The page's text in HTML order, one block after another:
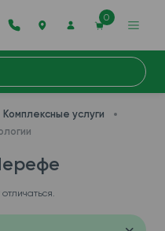
0
Комплексные услуги